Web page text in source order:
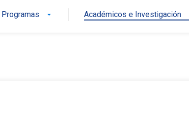
Programas arrow_drop_down Académicos e Investigación